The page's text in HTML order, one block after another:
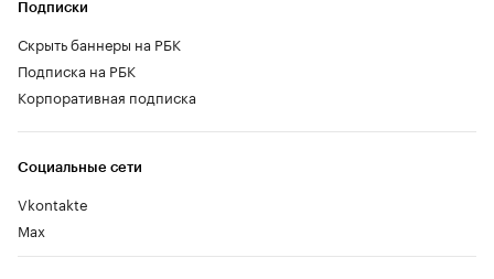
Социальные сети
Vkontakte
Max
Подписки
Скрыть баннеры на РБК
Подписка на РБК
Корпоративная подписка